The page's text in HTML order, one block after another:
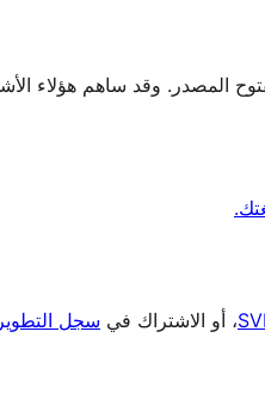
، أو الاشتراك في سجل التطوير